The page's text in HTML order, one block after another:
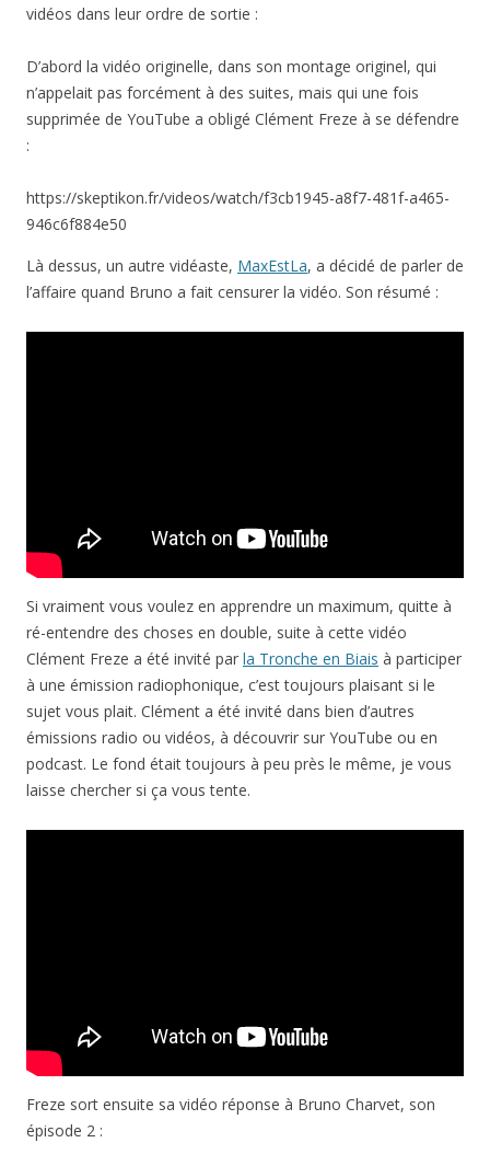
vidéos dans leur ordre de sortie :
D’abord la vidéo originelle, dans son montage originel, qui
n’appelait pas forcément à des suites, mais qui une fois
supprimée de YouTube a obligé Clément Freze à se défendre
:
https://skeptikon.fr/videos/watch/f3cb1945-a8f7-481f-a465-
946c6f884e50
Là dessus, un autre vidéaste, MaxEstLa, a décidé de parler de
l’affaire quand Bruno a fait censurer la vidéo. Son résumé :
Si vraiment vous voulez en apprendre un maximum, quitte à
ré-entendre des choses en double, suite à cette vidéo
Clément Freze a été invité par la Tronche en Biais à participer
à une émission radiophonique, c’est toujours plaisant si le
sujet vous plait. Clément a été invité dans bien d’autres
émissions radio ou vidéos, à découvrir sur YouTube ou en
podcast. Le fond était toujours à peu près le même, je vous
laisse chercher si ça vous tente.
Freze sort ensuite sa vidéo réponse à Bruno Charvet, son
épisode 2 :